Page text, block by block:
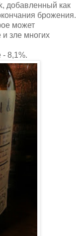
добавленный как
брожения.
может
и зле многих
- 8,1%.